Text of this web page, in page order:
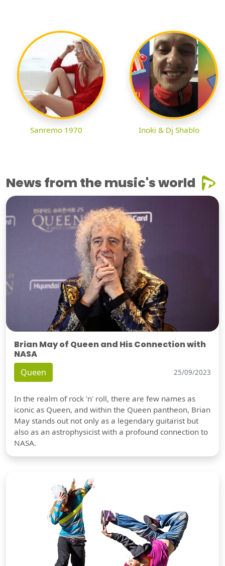
Sanremo 1970 Inoki & Dj Shablo
News from the music's world
Brian May of Queen and His Connection with
NASA
Queen 25/09/2023
In the realm of rock 'n' roll, there are few names as
iconic as Queen, and within the Queen pantheon, Brian
May stands out not only as a legendary guitarist but
also as an astrophysicist with a profound connection to
NASA.